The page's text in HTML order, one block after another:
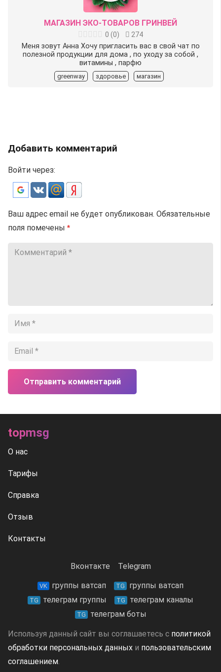
МАГАЗИН ЭКО-ТОВАРОВ ГРИНВЕЙ
0 (0)
274
Меня зовут Анна Хочу пригласить вас в свой чат по
полезной продукции для дома , по уходу за собой ,
витамины , парфю
greenway здоровье магазин
Добавить комментарий
Войти через:
Ваш адрес email не будет опубликован. Обязательные
поля помечены *
Отправить комментарий
topmsg
О нас
Тарифы
Справка
Отзыв
Контакты
Вконтакте Telegram
VK группы ватсап TG группы ватсап
TG телеграм группы TG телеграм каналы
TG телеграм боты
Используя данный сайт вы соглашаетесь с политикой
обработки персональных данных и пользовательским
соглашением.